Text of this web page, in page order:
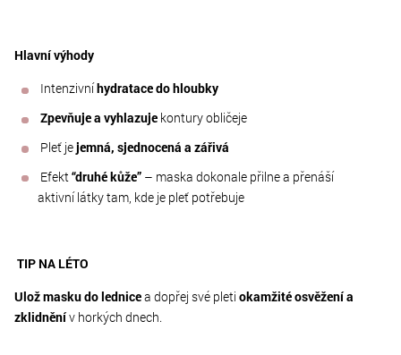
Hlavní výhody
Intenzivníhydratace do hloubky
Zpevňuje a vyhlazuje kontury obličeje
Pleť jejemná, sjednocená a zářivá
Efekt“druhé kůže” – maska dokonale přilne a přenáší
aktivní látky tam, kde je pleť potřebuje
TIP NA LÉTO
Ulož masku do lednicea dopřej své pleti okamžité osvěžení a
zklidněnív horkých dnech.